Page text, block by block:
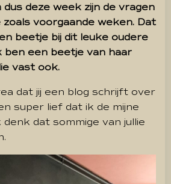
deze week zijn de vragen
voorgaande weken. Dat
beetje bij dit leuke oudere
ben een beetje van haar
vast ook.
dat jij een blog schrijft over
super lief dat ik de mijne
denk dat sommige van jullie